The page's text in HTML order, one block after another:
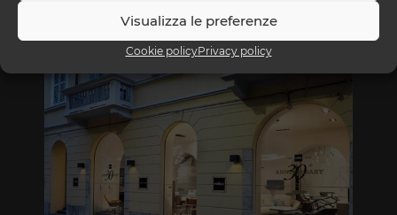
Visualizza le preferenze
Cookie policyPrivacy policy
REFLEX SHOWROOM BIANCADE
Via Gabriele D'Annunzio, 77 31056 Biancade (TV)
T +39 0422 849201